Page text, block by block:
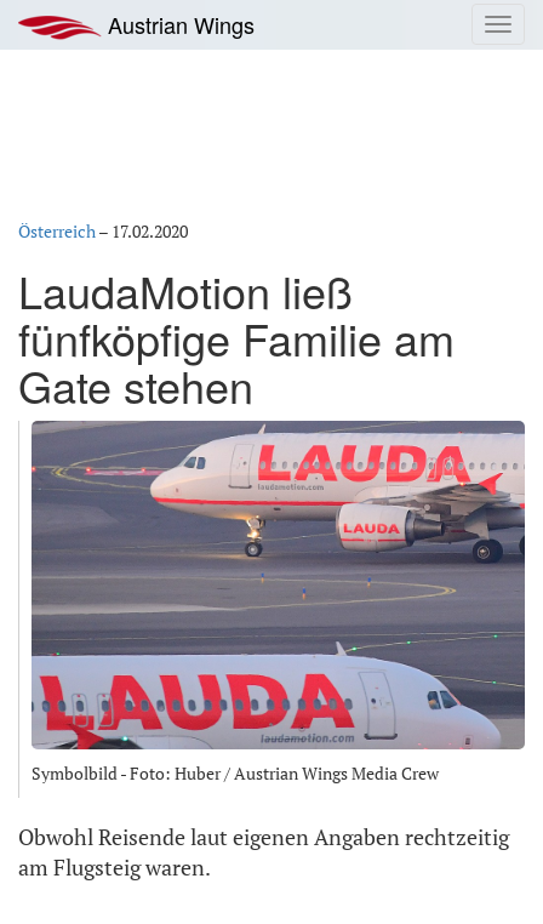
Inhalt
springen
Austrian Wings
Österreich– 17.02.2020
LaudaMotion ließ
fünfköpfige Familie am
Gate stehen
Symbolbild - Foto: Huber / Austrian Wings Media Crew
Obwohl Reisende laut eigenen Angaben rechtzeitig
am Flugsteig waren.